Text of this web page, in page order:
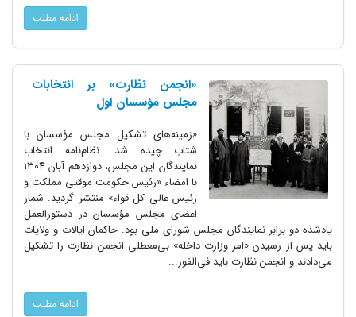
ادامه مطلب
«انجمن نظارت» بر انتخابات
مجلس مؤسسان اول
«زمینه‌های تشکیل مجلس مؤسسان با
شتاب چیده شد. نظام‌نامه انتخاب
نمایندگان این مجلس، دوازدهم آبان ۱۳۰۴
با امضاء «رئیس حکومت موقتی مملکت و
رئیس عالی کل قواء» منتشر گردید. شمار
اعضای مجلس مؤسسان در دستورالعمل
یادشده دو برابر نمایندگان مجلس شورای ملی بود. حاکمان ایالات و ولایات
باید پس از رسیدن «امر وزارت داخله» بی‌معطلی انجمن نظارت را تشکیل
می‌دادند و انجمن نظارت باید فی‌الفور...
ادامه مطلب